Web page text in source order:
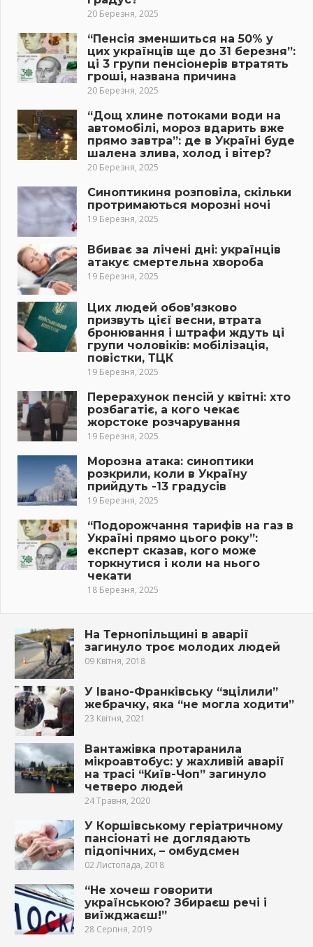
20 Березня, 2025
“Пенсія зменшиться на 50% у
цих українців ще до 31 березня”:
ці 3 групи пенсіонерів втратять
гроші, названа причина
20 Березня, 2025
“Дощ хлине потоками води на
автомобілі, мороз вдарить вже
прямо завтра”: де в Україні буде
шалена злива, холод і вітер?
20 Березня, 2025
Синоптикиня розповіла, скільки
протримаються морозні ночі
19 Березня, 2025
Вбиває за лічені дні: українців
атакує смертельна хвороба
19 Березня, 2025
Цих людей обов’язково
призвуть цієї весни, втрата
бронювання і штрафи ждуть ці
групи чоловіків: мобілізація,
повістки, ТЦК
19 Березня, 2025
Перерахунок пенсій у квітні: хто
розбагатіє, а кого чекає
жорстоке розчарування
19 Березня, 2025
Морозна атака: синоптики
розкрили, коли в Україну
прийдуть -13 градусів
19 Березня, 2025
“Подорожчання тарифів на газ в
Україні прямо цього року”:
експерт сказав, кого може
торкнутися і коли на нього
чекати
18 Березня, 2025
На Тернопільщині в авapії
загинуло троє молодих людей
09 Квітня, 2018
У Івано-Франківську “зцілили”
жебрачку, яка “не могла ходити”
23 Квітня, 2021
Вантажівка протаранила
мікроавтобус: у жахливій аварії
на трасі “Київ-Чоп” загинуло
четверо людей
24 Травня, 2020
У Коршівському геріатричному
пансіонаті не доглядають
підопічних, – омбудсмен
02 Листопада, 2018
“Не хочеш говорити
українською? Збираєш речі і
виїжджаєш!”
28 Серпня, 2019